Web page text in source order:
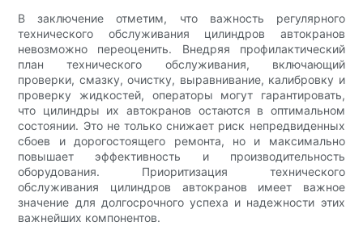
В заключение отметим, что важность регулярного
технического обслуживания цилиндров автокранов
невозможно переоценить. Внедряя профилактический
план технического обслуживания, включающий
проверки, смазку, очистку, выравнивание, калибровку и
проверку жидкостей, операторы могут гарантировать,
что цилиндры их автокранов остаются в оптимальном
состоянии. Это не только снижает риск непредвиденных
сбоев и дорогостоящего ремонта, но и максимально
повышает эффективность и производительность
оборудования. Приоритизация технического
обслуживания цилиндров автокранов имеет важное
значение для долгосрочного успеха и надежности этих
важнейших компонентов.